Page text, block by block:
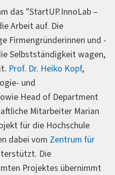
das "StartUP.InnoLab –
Arbeit auf. Die
Firmengründerinnen und -
Selbstständigkeit wagen,
Prof. Dr. Heiko Kopf,
und
Head of Department
Mitarbeiter Marian
für die Hochschule
dabei vom Zentrum für
Die
Projektes übernimmt